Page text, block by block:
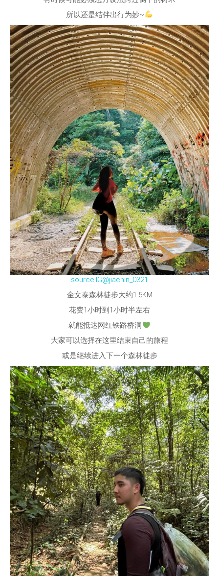
所以还是结伴出行为妙~
source:IG@jiachin_0321
金文泰森林徒步大约1.5KM
花费1小时到1小时半左右
就能抵达网红铁路桥洞
大家可以选择在这里结束自己的旅程
或是继续进入下一个森林徒步